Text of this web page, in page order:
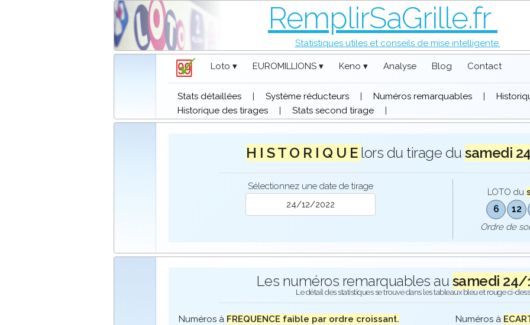
RemplirSaGrille.fr
Statistiques utiles et conseils de mise intelligente.
Loto ▾ EUROMILLIONS ▾ Keno ▾ Analyse Blog Contact
Stats détaillées | Système réducteurs | Numéros remarquables |
Historique des tirages
| Stats second tirage |
H I S T O R I Q U E lors du tirage dusamedi
Sélectionnez une date de tirage
LOTO du
6 12
Ordre de
Les numéros remarquables au samedi 24/
Le détail des statistiques se trouve dans les tableaux bleu et rouge ci-
Numéros à FREQUENCE faible par ordre croissant. Numéros à